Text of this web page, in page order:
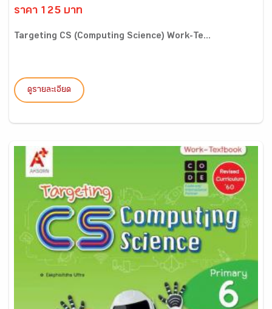
ราคา 125 บาท
Targeting CS (Computing Science) Work-Te...
ดูรายละเอียด